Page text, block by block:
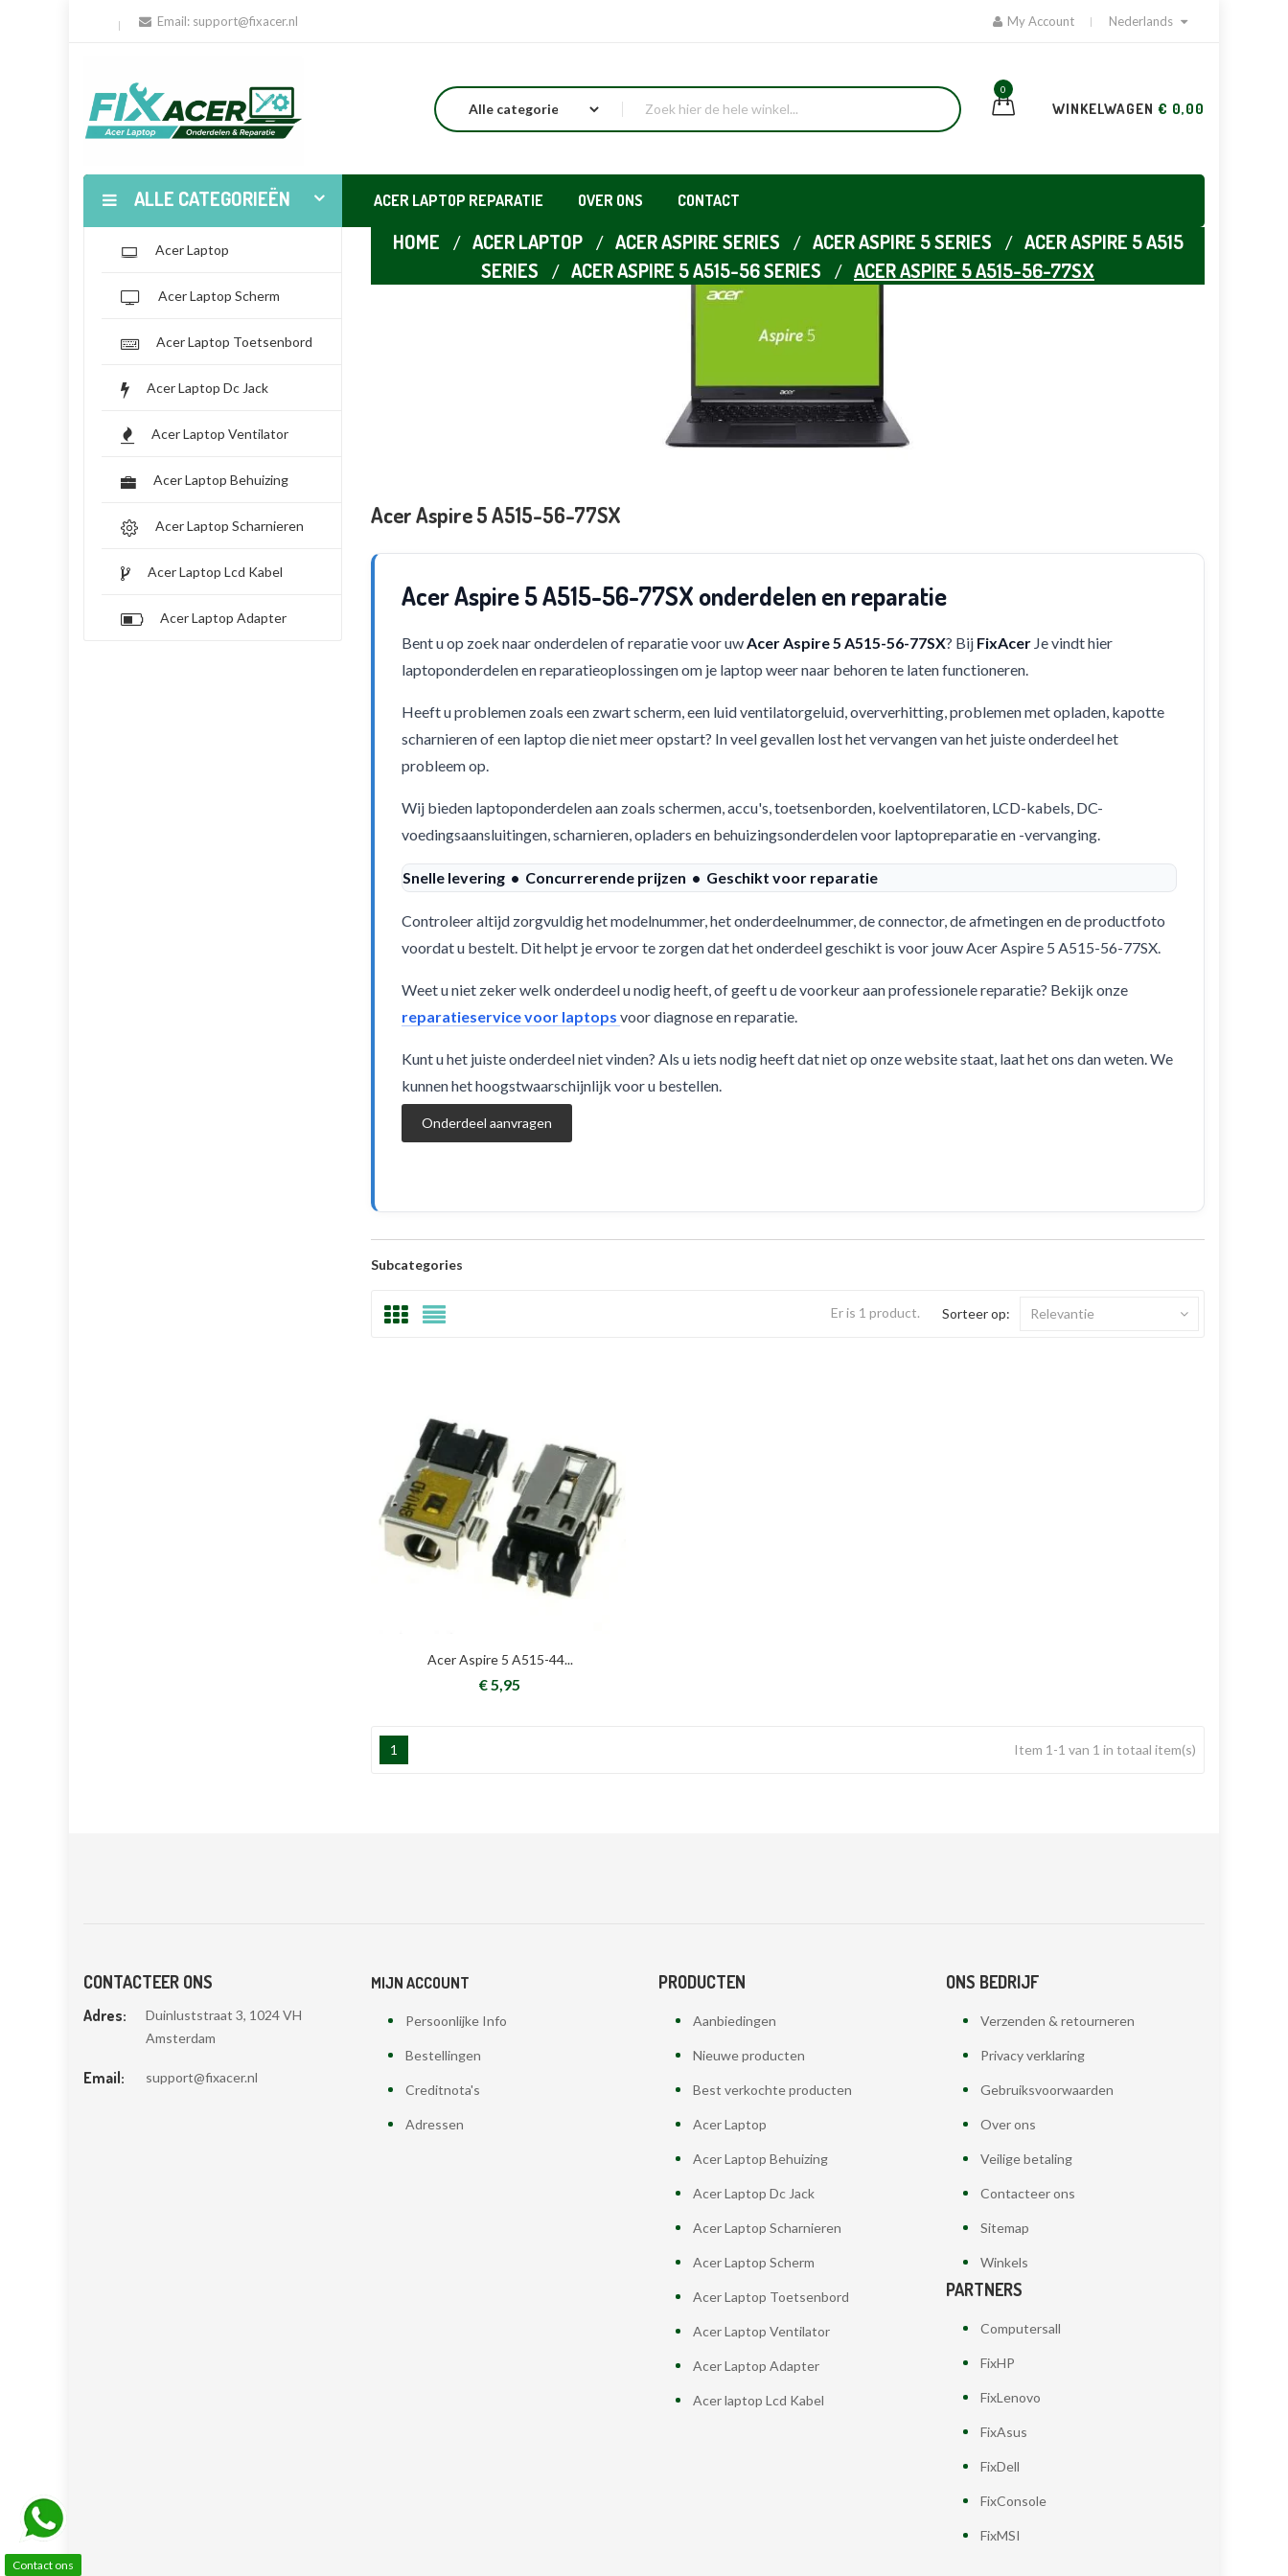
Email: support@fixacer.nl My Account Nederlands
0
WINKELWAGEN € 0,00
ALLE CATEGORIEËN ACER LAPTOP REPARATIE OVER ONS CONTACT
Acer Laptop
Acer Laptop Scherm
Acer Laptop Toetsenbord
Acer Laptop Dc Jack
Acer Laptop Ventilator
Acer Laptop Behuizing
Acer Laptop Scharnieren
Acer Laptop Lcd Kabel
Acer Laptop Adapter
HOME ACER LAPTOP ACER ASPIRE SERIES ACER ASPIRE 5 SERIES
ACER ASPIRE 5 A515
SERIES
ACER ASPIRE 5 A515-56 SERIES ACER ASPIRE 5 A515-56-77SX
Acer Aspire 5 A515-56-77SX
Acer Aspire 5 A515-56-77SX onderdelen en reparatie
Bent u op zoek naar onderdelen of reparatie voor uwAcer Aspire 5 A515-56-77SX? Bij FixAcer Je vindt hier
laptoponderdelen en reparatieoplossingen om je laptop weer naar behoren te laten functioneren.
Heeft u problemen zoals een zwart scherm, een luid ventilatorgeluid, oververhitting, problemen met opladen, kapotte
scharnieren of een laptop die niet meer opstart? In veel gevallen lost het vervangen van het juiste onderdeel het
probleem op.
Wij bieden laptoponderdelen aan zoals schermen, accu's, toetsenborden, koelventilatoren, LCD-kabels, DC-
voedingsaansluitingen, scharnieren, opladers en behuizingsonderdelen voor laptopreparatie en -vervanging.
Snelle levering • Concurrerende prijzen • Geschikt voor reparatie
Controleer altijd zorgvuldig het modelnummer, het onderdeelnummer, de connector, de afmetingen en de productfoto
voordat u bestelt. Dit helpt je ervoor te zorgen dat het onderdeel geschikt is voor jouw Acer Aspire 5 A515-56-77SX.
Weet u niet zeker welk onderdeel u nodig heeft, of geeft u de voorkeur aan professionele reparatie? Bekijk onze
reparatieservice voor laptops voor diagnose en reparatie.
Kunt u het juiste onderdeel niet vinden? Als u iets nodig heeft dat niet op onze website staat, laat het ons dan weten. We
kunnen het hoogstwaarschijnlijk voor u bestellen.
Onderdeel aanvragen
Subcategories
Er is 1 product. Sorteer op: Relevantie
Acer Aspire 5 A515-44...
€ 5,95
1 Item 1-1 van 1 in totaal item(s)
CONTACTEER ONS
Adres:
Duinluststraat 3, 1024 VH
Amsterdam
Email: support@fixacer.nl
MIJN ACCOUNT
Persoonlijke Info
Bestellingen
Creditnota's
Adressen
PRODUCTEN
Aanbiedingen
Nieuwe producten
Best verkochte producten
Acer Laptop
Acer Laptop Behuizing
Acer Laptop Dc Jack
Acer Laptop Scharnieren
Acer Laptop Scherm
Acer Laptop Toetsenbord
Acer Laptop Ventilator
Acer Laptop Adapter
Acer laptop Lcd Kabel
ONS BEDRIJF
Verzenden & retourneren
Privacy verklaring
Gebruiksvoorwaarden
Over ons
Veilige betaling
Contacteer ons
Sitemap
Winkels
PARTNERS
Computersall
FixHP
FixLenovo
FixAsus
FixDell
FixConsole
FixMSI
Contact ons